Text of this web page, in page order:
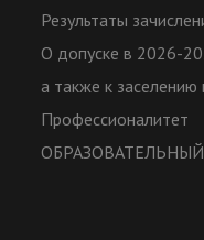
Результаты
О допуске в 2026-
а также к
Профессионалитет